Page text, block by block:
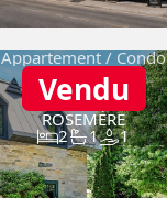
Appartement / Condo
Vendu
ROSEMÈRE
2 1 1